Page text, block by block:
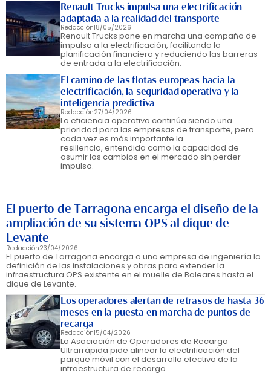
Renault Trucks impulsa una electrificación
adaptada a la realidad del transporte
Redacción18/05/2026
Renault Trucks pone en marcha una campaña de
impulso a la electrificación, facilitando la
planificación financiera y reduciendo las barreras
de entrada a la electrificación.
El camino de las flotas europeas hacia la
electrificación, la seguridad operativa y la
inteligencia predictiva
Redacción27/04/2026
La eficiencia operativa continúa siendo una
prioridad para las empresas de transporte, pero
cada vez es más importante la
resiliencia, entendida como la capacidad de
asumir los cambios en el mercado sin perder
impulso.
El puerto de Tarragona encarga el diseño de la
ampliación de su sistema OPS al dique de
Levante
Redacción23/04/2026
El puerto de Tarragona encarga a una empresa de ingeniería la
definición de las instalaciones y obras para extender la
infraestructura OPS existente en el muelle de Baleares hasta el
dique de Levante.
Los operadores alertan de retrasos de hasta 36
meses en la puesta en marcha de puntos de
recarga
Redacción15/04/2026
La Asociación de Operadores de Recarga
Ultrarrápida pide alinear la electrificación del
parque móvil con el desarrollo efectivo de la
infraestructura de recarga.